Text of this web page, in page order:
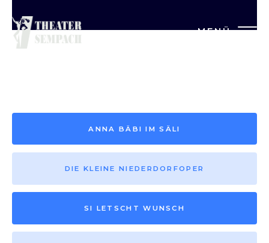
MENÜ
Saison vor 2013
ANNA BÄBI IM SÄLI
DIE KLEINE NIEDERDORFOPER
SI LETSCHT WUNSCH